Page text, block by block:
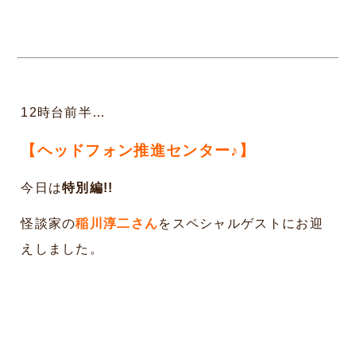
12時台前半…
【ヘッドフォン推進センター♪】
今日は特別編!!
怪談家の稲川淳二 さんをスペシャルゲストにお迎
えしました。